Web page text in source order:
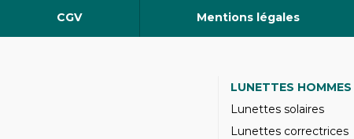
CGV Mentions légales
LUNETTES HOMMES
Lunettes solaires
Lunettes correctrices